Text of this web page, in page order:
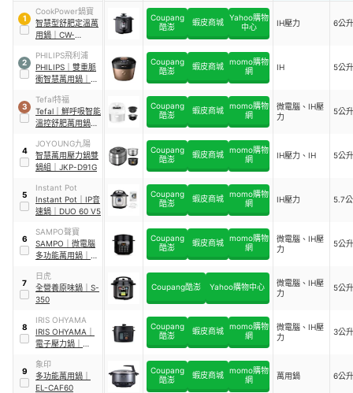
1
CookPower鍋寶
智慧型舒肥定溫萬
用鍋
CW-
Coupang
酷澎
蝦皮商城 Yahoo購物
中心
IH壓力 6公升
2
PHILIPS飛利浦
PHILIPS
雙重脈
衝智慧萬用鍋
Coupang
酷澎
蝦皮商城 momo購物
網
IH 5公升
3
Tefal特福
Tefal
鮮呼吸智能
溫控舒肥萬用鍋
Coupang
酷澎
蝦皮商城 momo購物
網
微電腦、IH壓
力
5公升
4
JOYOUNG九陽
智慧萬用壓力鍋雙
鍋組
JKP-D91G
Coupang
酷澎
蝦皮商城 momo購物
網
IH壓力、IH 5公升
5
Instant Pot
Instant Pot
IP音
速鍋
DUO 60 V5
Coupang
酷澎
蝦皮商城 momo購物
網
IH壓力 5.7
6
SAMPO聲寶
SAMPO
微電腦
多功能萬用鍋
Coupang
酷澎
蝦皮商城 momo購物
網
微電腦、IH壓
力
5公升
7
日虎
全營養原味鍋
S-
350
Coupang酷澎 Yahoo購物中心
微電腦、IH壓
力
5公升
8
IRIS OHYAMA
IRIS OHYAMA
電子壓力鍋
Coupang
酷澎
蝦皮商城 momo購物
網
微電腦、IH壓
力
3公升
9
象印
多功能萬用鍋
EL-CAF60
Coupang
酷澎
蝦皮商城 momo購物
網
萬用鍋 6公升